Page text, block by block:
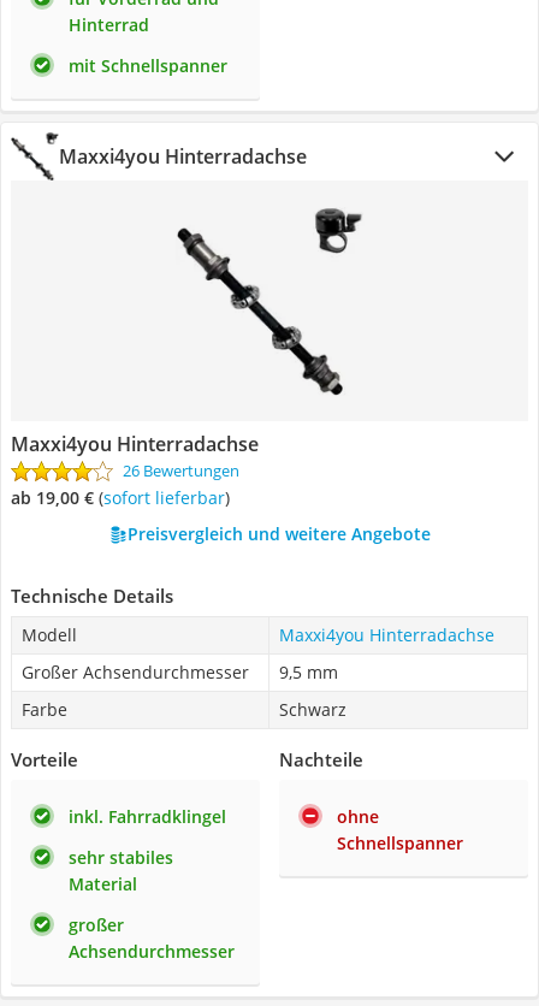
Hinterrad
mit Schnellspanner
Maxxi4you Hinterradachse
Maxxi4you Hinterradachse
26 Bewertungen
ab 19,00 € ( Sofort lieferbar)
Preisvergleich und weitere Angebote
Technische Details
Modell
Maxxi4you Hinterradachse
Großer Achsendurchmesser
9,5 mm
Farbe
Schwarz
Vorteile
inkl. Fahrradklingel
sehr stabiles
Material
großer
Achsendurchmesser
Nachteile
ohne
Schnellspanner